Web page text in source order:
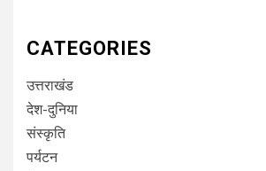
CATEGORIES
उत्तराखंड
देश-दुनिया
संस्कृति
पर्यटन